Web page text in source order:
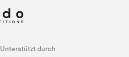
Unterstützt durch